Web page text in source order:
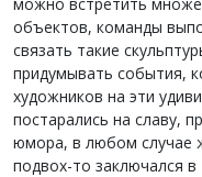
объектов, команды
связать такие
придумывать события,
художников на эти
постарались на славу,
юмора, в любом случае
подвох-то заключался